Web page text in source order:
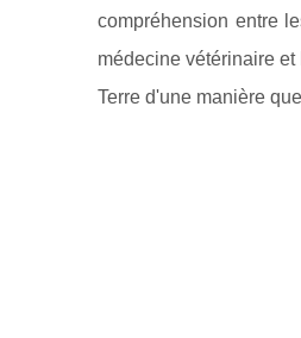
compréhension entre
médecine vétérinaire
Terre d'une manière